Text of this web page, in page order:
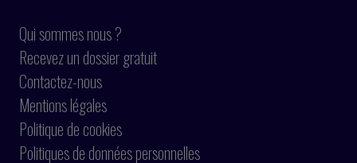
Qui sommes nous ?
Recevez un dossier gratuit
Contactez-nous
Mentions légales
Politique de cookies
Politiques de données personnelles